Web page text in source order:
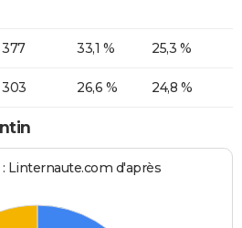
377 33,1 % 25,3 %
303 26,6 % 24,8 %
Linternaute.com d'après